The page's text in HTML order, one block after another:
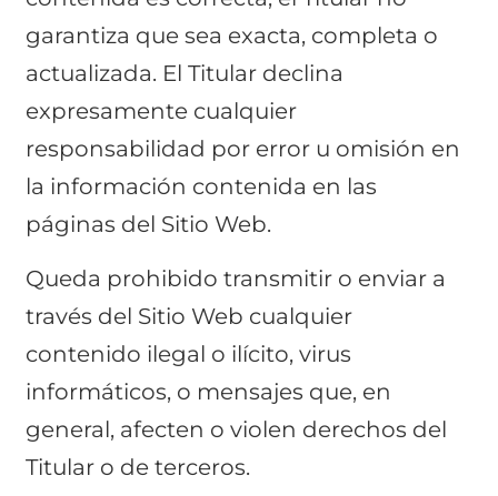
garantiza que sea exacta, completa o
actualizada. El Titular declina
expresamente cualquier
responsabilidad por error u omisión en
la información contenida en las
páginas del Sitio Web.
Queda prohibido transmitir o enviar a
través del Sitio Web cualquier
contenido ilegal o ilícito, virus
informáticos, o mensajes que, en
general, afecten o violen derechos del
Titular o de terceros.